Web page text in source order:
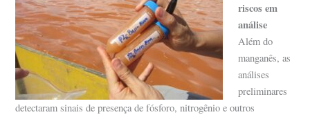
riscos em
análise
Além do
manganês, as
análises
preliminares
detectaram sinais de presença de fósforo, nitrogênio e outros